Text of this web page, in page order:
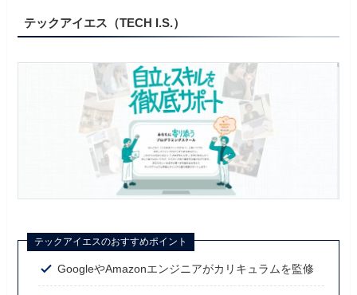
テックアイエス（TECH I.S.）
テックアイエスのおすすめポイント
GoogleやAmazonエンジニアがカリキュラムを監修